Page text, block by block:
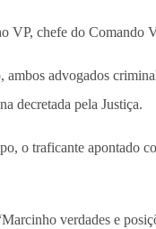
chefe do Comando
advogados
decretada pela Justiça.
o traficante apontado
verdades e